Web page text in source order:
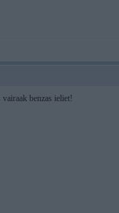
benzas ieliet!